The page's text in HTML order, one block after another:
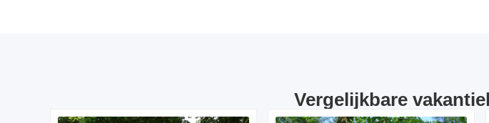
Vergelijkbare